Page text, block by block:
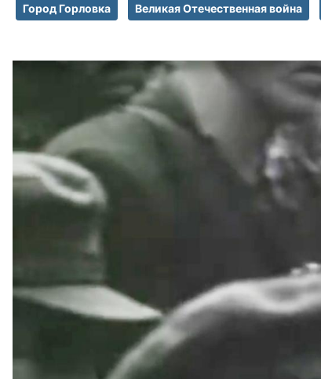
Город Горловка Великая Отечественная война